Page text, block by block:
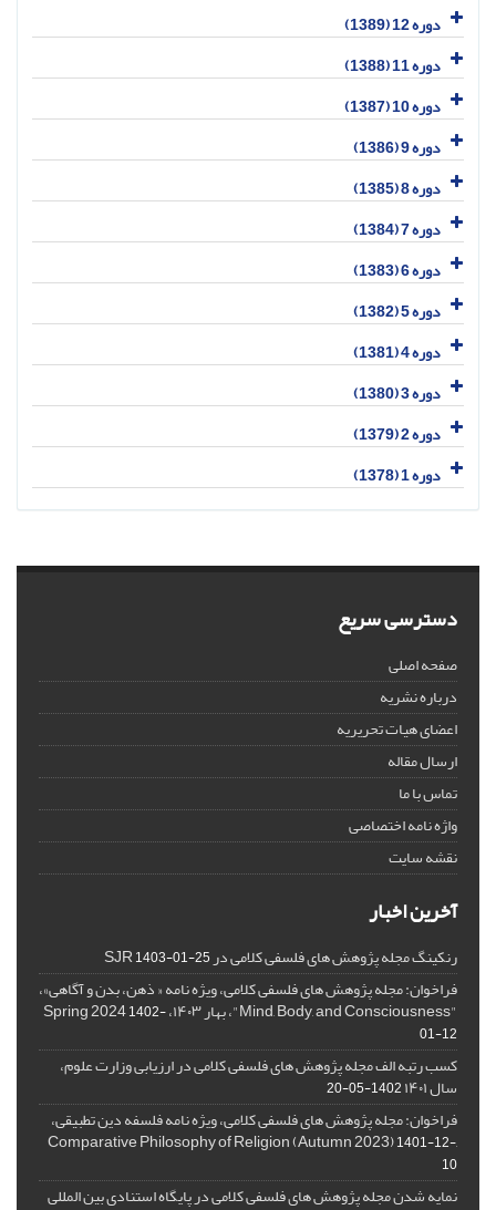
دوره 12 (1389)
دوره 11 (1388)
دوره 10 (1387)
دوره 9 (1386)
دوره 8 (1385)
دوره 7 (1384)
دوره 6 (1383)
دوره 5 (1382)
دوره 4 (1381)
دوره 3 (1380)
دوره 2 (1379)
دوره 1 (1378)
دسترسی سریع
صفحه اصلی
درباره نشریه
اعضای هیات تحریریه
ارسال مقاله
تماس با ما
واژه نامه اختصاصی
نقشه سایت
آخرین اخبار
رنکینگ مجله پژوهش های فلسفی کلامی در SJR1403-01-25
فراخوان: مجله پژوهش های فلسفی کلامی، ویژه نامه « ذهن، بدن و آگاهی»،
"Mind, Body, and Consciousness"، بهار ۱۴۰۳، Spring 2024
1402-
01-12
کسب رتبه الف مجله پژوهش های فلسفی کلامی در ارزیابی وزارت علوم،
سال ۱۴۰۱ 1402-05-20
فراخوان: مجله پژوهش های فلسفی کلامی، ویژه نامه فلسفه دین تطبیقی،
,Comparative Philosophy of Religion (Autumn 2023)
1401-12-
10
نمایه شدن مجله پژوهش های فلسفی کلامی در پایگاه استنادی بین المللی